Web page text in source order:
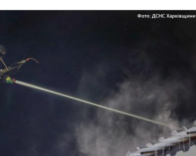
Фото: ДСНС Харківщини